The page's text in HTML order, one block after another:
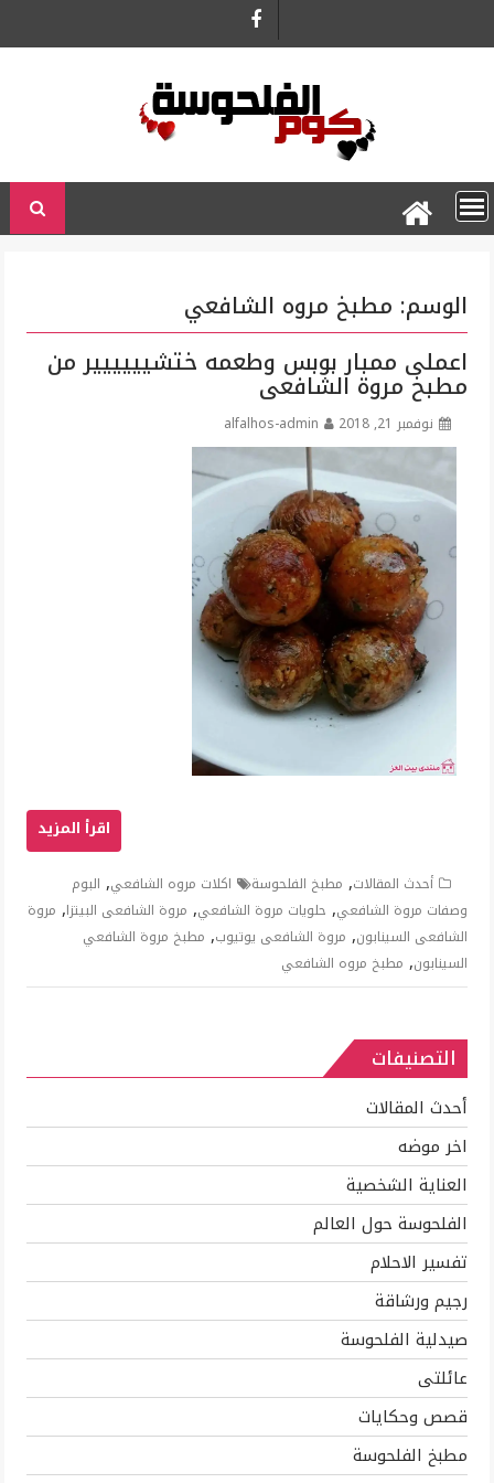
الوسم: مطبخ مروه الشافعي
اعملى ممبار بوبس وطعمه ختشيييييير من
مطبخ مروة الشافعى
نوفمبر 21, 2018 alfalhos-admin
أحدث المقالات, مطبخ الفلحوسة اكلات مروه الشافعي, البوم
وصفات مروة الشافعي, حلويات مروة الشافعي, مروة الشافعى البيتزا, مروة
الشافعى السينابون, مروة الشافعى يوتيوب, مطبخ مروة الشافعي
السينابون, مطبخ مروه الشافعي
التصنيفات
أحدث المقالات
اخر موضه
العناية الشخصية
الفلحوسة حول العالم
تفسير الاحلام
رجيم ورشاقة
صيدلية الفلحوسة
عائلتى
قصص وحكايات
مطبخ الفلحوسة